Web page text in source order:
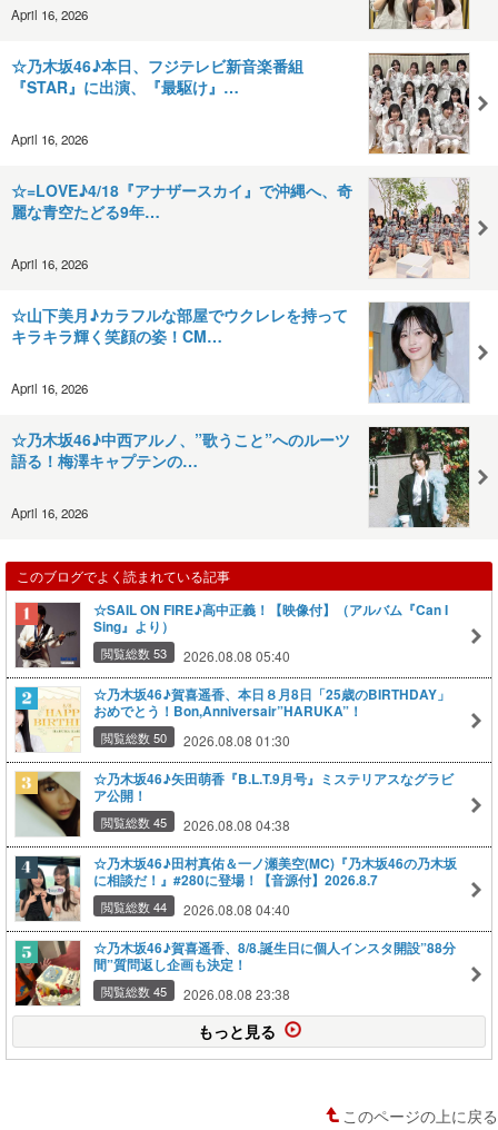
April 16, 2026
☆乃木坂46♪本日、フジテレビ新音楽番組
『STAR』に出演、『最駆け』…
April 16, 2026
☆=LOVE♪4/18『アナザースカイ』で沖縄へ、奇
麗な青空たどる9年…
April 16, 2026
☆山下美月♪カラフルな部屋でウクレレを持って
キラキラ輝く笑顔の姿！CM…
April 16, 2026
☆乃木坂46♪中西アルノ、”歌うこと”へのルーツ
語る！梅澤キャプテンの…
April 16, 2026
このブログでよく読まれている記事
☆SAIL ON FIRE♪高中正義！【映像付】（アルバム『Can I
Sing』より）
閲覧総数 53 2026.08.08 05:40
☆乃木坂46♪賀喜遥香、本日８月8日「25歳のBIRTHDAY」
おめでとう！Bon,Anniversair”HARUKA”！
閲覧総数 50 2026.08.08 01:30
☆乃木坂46♪矢田萌香『B.L.T.9月号』ミステリアスなグラビ
ア公開！
閲覧総数 45 2026.08.08 04:38
☆乃木坂46♪田村真佑＆一ノ瀬美空(MC)『乃木坂46の乃木坂
に相談だ！』#280に登場！【音源付】2026.8.7
閲覧総数 44 2026.08.08 04:40
☆乃木坂46♪賀喜遥香、8/8.誕生日に個人インスタ開設”88分
間”質問返し企画も決定！
閲覧総数 45 2026.08.08 23:38
もっと見る
このページの上に戻る